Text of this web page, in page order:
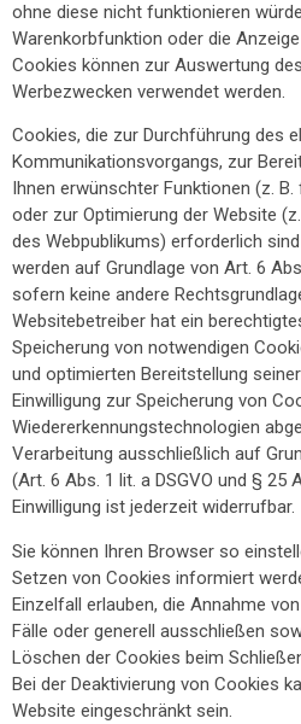
ohne diese nicht funktionieren
Warenkorbfunktion oder die
Cookies können zur Auswertung
Werbezwecken verwendet werden.
Cookies, die zur Durchführung des
Kommunikationsvorgangs, zur
Ihnen erwünschter Funktionen (z.
oder zur Optimierung der Website
des Webpublikums) erforderlich
werden auf Grundlage von Art. 6
sofern keine andere
Websitebetreiber hat ein
Speicherung von notwendigen
und optimierten Bereitstellung
Einwilligung zur Speicherung von
Wiedererkennungstechnologien
Verarbeitung ausschließlich auf
(Art. 6 Abs. 1 lit. a DSGVO und § 25
Einwilligung ist jederzeit widerrufbar.
Sie können Ihren Browser so
Setzen von Cookies informiert
Einzelfall erlauben, die Annahme
Fälle oder generell ausschließen
Löschen der Cookies beim
Bei der Deaktivierung von Cookies
Website eingeschränkt sein.